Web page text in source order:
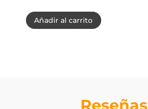
Añadir al carrito
Reseñas